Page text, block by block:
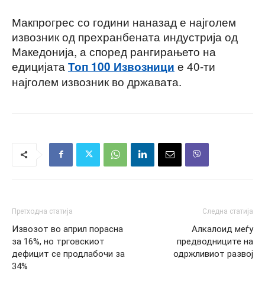
Макпрогрес со години наназад е најголем
извозник од прехранбената индустрија од
Македонија, а според рангирањето на
едицијата Топ 100 Извозници е 40-ти
најголем извозник во државата.
Претходна статија
Извозот во април порасна
за 16%, но трговскиот
дефицит се продлабочи за
34%
Следна статија
Алкалоид меѓу
предводниците на
одржливиот развој